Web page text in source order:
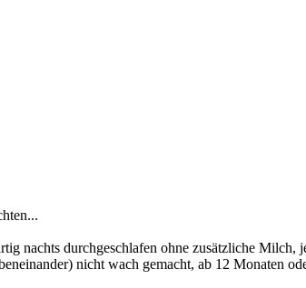
nachts durchgeschlafen ohne zusätzliche
nicht wach gemacht, ab 12 Monaten